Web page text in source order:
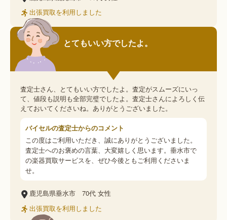
出張買取を利用しました
とてもいい方でしたよ。
査定士さん、とてもいい方でしたよ。査定がスムーズにいっ
て、値段も説明も全部完璧でしたよ。査定士さんによろしく伝
えておいてくださいね。ありがとうございました。
バイセルの査定士からのコメント
この度はご利用いただき、誠にありがとうございました。
査定士へのお褒めの言葉、大変嬉しく思います。垂水市で
の楽器買取サービスを、ぜひ今後ともご利用くださいま
せ。
鹿児島県垂水市 70代 女性
出張買取を利用しました